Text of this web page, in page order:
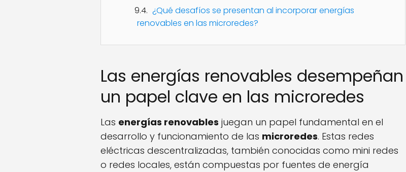
¿Qué desafíos se presentan al incorporar energías
renovables en las microredes?
Las energías renovables desempeñan
un papel clave en las microredes
Las energías renovables juegan un papel fundamental en el
desarrollo y funcionamiento de las microredes. Estas redes
eléctricas descentralizadas, también conocidas como mini redes
o redes locales, están compuestas por fuentes de energía